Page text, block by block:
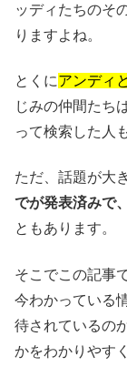
ッディたちのそ
りますよね。
とくにアンディ
じみの仲間たち
って検索した人
ただ、話題が大
でが発表済みで
ともあります。
そこでこの記事
今わかっている
待されているの
かをわかりやす